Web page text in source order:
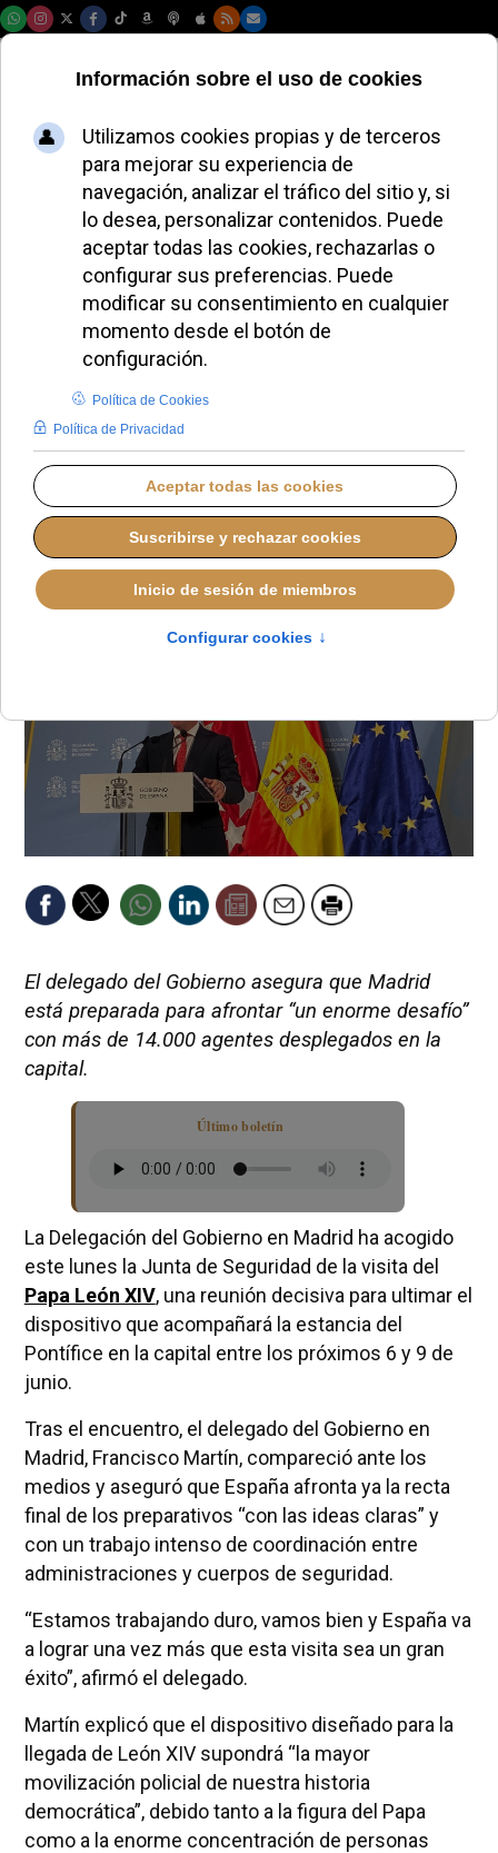
España despliega la
mayor operación
policial de su
historia por la
llegada inminente
del Papa León XIV
JAVIER RUIZ ARREGUI
VISITA DEL PAPA LEÓN XIV A ESPAÑA
LUNES, 25 MAYO 2026 18:50
El delegado del Gobierno asegura que Madrid
está preparada para afrontar “un enorme desafío”
con más de 14.000 agentes desplegados en la
capital.
Último boletín
La Delegación del Gobierno en Madrid ha acogido
este lunes la Junta de Seguridad de la visita del
Papa León XIV, una reunión decisiva para ultimar el
dispositivo que acompañará la estancia del
Pontífice en la capital entre los próximos 6 y 9 de
junio.
Tras el encuentro, el delegado del Gobierno en
Madrid, Francisco Martín, compareció ante los
medios y aseguró que España afronta ya la recta
final de los preparativos “con las ideas claras” y
con un trabajo intenso de coordinación entre
administraciones y cuerpos de seguridad.
“Estamos trabajando duro, vamos bien y España va
a lograr una vez más que esta visita sea un gran
éxito”, afirmó el delegado.
Martín explicó que el dispositivo diseñado para la
llegada de León XIV supondrá “la mayor
movilización policial de nuestra historia
democrática”, debido tanto a la figura del Papa
como a la enorme concentración de personas